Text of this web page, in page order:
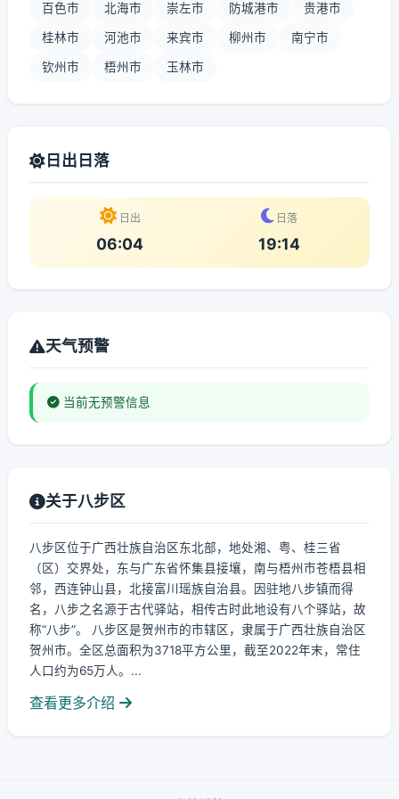
百色市 北海市 崇左市 防城港市 贵港市
桂林市 河池市 来宾市 柳州市 南宁市
钦州市 梧州市 玉林市
日出日落
日出
06:04
日落
19:14
天气预警
当前无预警信息
关于八步区
八步区位于广西壮族自治区东北部，地处湘、粤、桂三省
（区）交界处，东与广东省怀集县接壤，南与梧州市苍梧县相
邻，西连钟山县，北接富川瑶族自治县。因驻地八步镇而得
名，八步之名源于古代驿站，相传古时此地设有八个驿站，故
称“八步”。 八步区是贺州市的市辖区，隶属于广西壮族自治区
贺州市。全区总面积为3718平方公里，截至2022年末，常住
人口约为65万人。...
查看更多介绍